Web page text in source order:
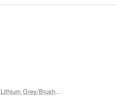
TREK Émonda SL 6 Disc Pro Lithium Grey/Brushed Chrome 56 53cm 56 2022